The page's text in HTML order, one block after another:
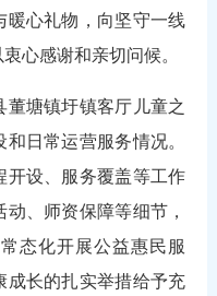
暖心礼物，向坚守一线
心感谢和亲切问候。
塘镇圩镇客厅儿童之
日常运营服务情况。
开设、服务覆盖等工作
、师资保障等细节，
态化开展公益惠民服
成长的扎实举措给予充